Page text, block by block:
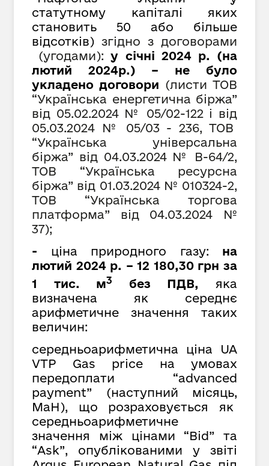
статутному капіталі яких
становить 50 або більше
відсотків) згідно з договорами
(угодами):у січні 2024 р. (на
лютий 2024р.) – не було
укладено договори (листи ТОВ
“Українська енергетична біржа”
від 05.02.2024 № 05/02-122 і від
05.03.2024 №
05/03 - 236, ТОВ
“Українська універсальна
біржа” від 04.03.2024 № В-64/2,
ТОВ “Українська ресурсна
біржа” від 01.03.2024 № 010324-2,
ТОВ “Українська торгова
платформа” від 04.03.2024 №
37);
- ціна природного газу: на
лютий 2024 р. – 12 180,30 грн за
1 тис. м3 без ПДВ, яка
визначена як середнє
арифметичне значення таких
величин:
середньоарифметична ціна UA
VTP Gas price на умовах
передоплати “advanced
payment” (наступний місяць,
MaH), що розраховується як
cередньоарифметичне
значення між цінами “Bid” та
“Ask”, опублікованими у звіті